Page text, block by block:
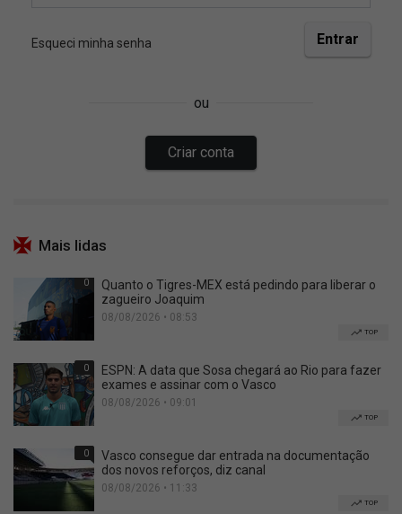
Mais lidas
0
Quanto o Tigres-MEX está pedindo para liberar o
zagueiro Joaquim
08/08/2026 • 08:53
TOP
0
ESPN: A data que Sosa chegará ao Rio para fazer
exames e assinar com o Vasco
08/08/2026 • 09:01
TOP
0
Vasco consegue dar entrada na documentação
dos novos reforços, diz canal
08/08/2026 • 11:33
TOP